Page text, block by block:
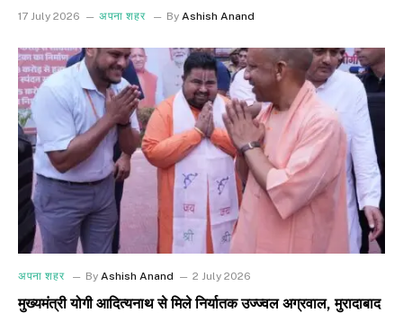
17 July 2026 अपना शहर By Ashish Anand
अपना शहर By Ashish Anand 2 July 2026
मुख्यमंत्री योगी आदित्यनाथ से मिले निर्यातक उज्ज्वल अग्रवाल, मुरादाबाद